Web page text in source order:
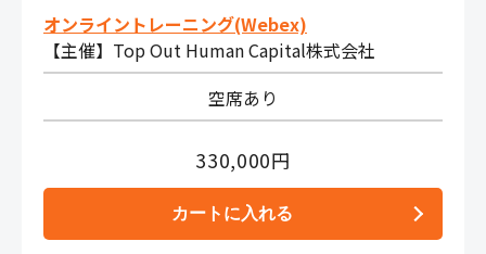
オンライントレーニング(Webex)
【主催】Top Out Human Capital株式会社
空席あり
330,000円